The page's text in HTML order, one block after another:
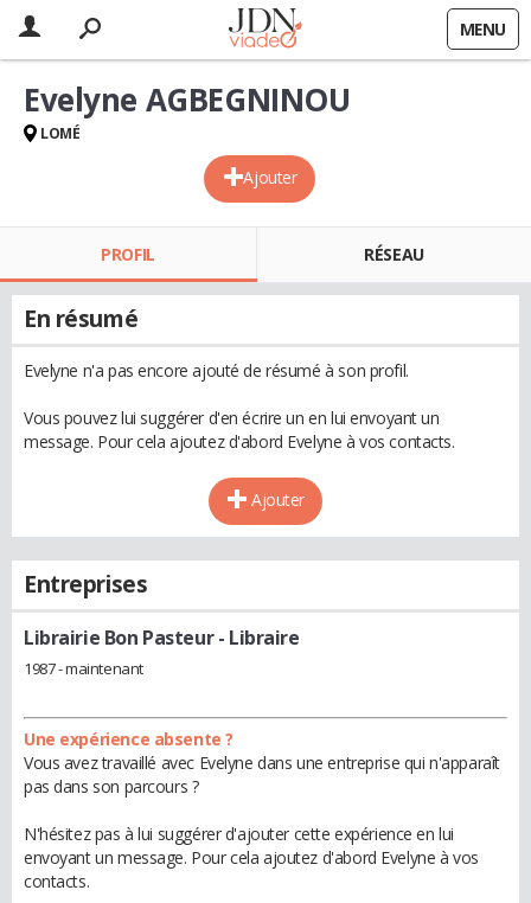
MENU
Ajouter
Evelyne AGBEGNINOU
LOMÉ
PROFIL RÉSEAU
En résumé
Evelyne n'a pas encore ajouté de résumé à son profil.
Vous pouvez lui suggérer d'en écrire un en lui envoyant un
message. Pour cela ajoutez d'abord Evelyne à vos contacts.
Ajouter
Entreprises
Librairie Bon Pasteur- Libraire
1987 - maintenant
Une expérience absente ?
Vous avez travaillé avec Evelyne dans une entreprise qui n'apparaît
pas dans son parcours ?
N'hésitez pas à lui suggérer d'ajouter cette expérience en lui
envoyant un message. Pour cela ajoutez d'abord Evelyne à vos
contacts.